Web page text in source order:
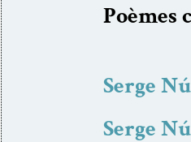
Poèmes
Serge
Serge